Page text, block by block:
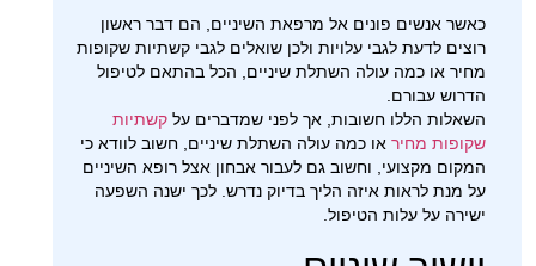
כאשר אנשים פונים אל מרפאת השיניים, הם דבר ראשון
רוצים לדעת לגבי עלויות ולכן שואלים לגבי קשתיות שקופות
מחיר או כמה עולה השתלת שיניים, הכל בהתאם לטיפול
הדרוש עבורם.
השאלות הללו חשובות, אך לפני שמדברים על קשתיות
שקופות מחיראו כמה עולה השתלת שיניים, חשוב לוודא כי
המקום מקצועי, וחשוב גם לעבור אבחון אצל רופא השיניים
על מנת לראות איזה הליך בדיוק נדרש. לכך ישנה השפעה
ישירה על עלות הטיפול.